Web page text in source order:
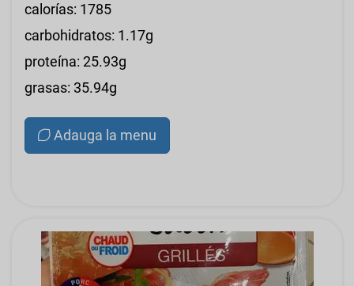
calorías: 1785
carbohidratos: 1.17g
proteína: 25.93g
grasas: 35.94g
Adauga la menu